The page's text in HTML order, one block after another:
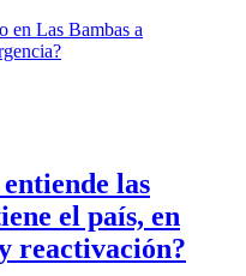
las
el país, en
reactivación?